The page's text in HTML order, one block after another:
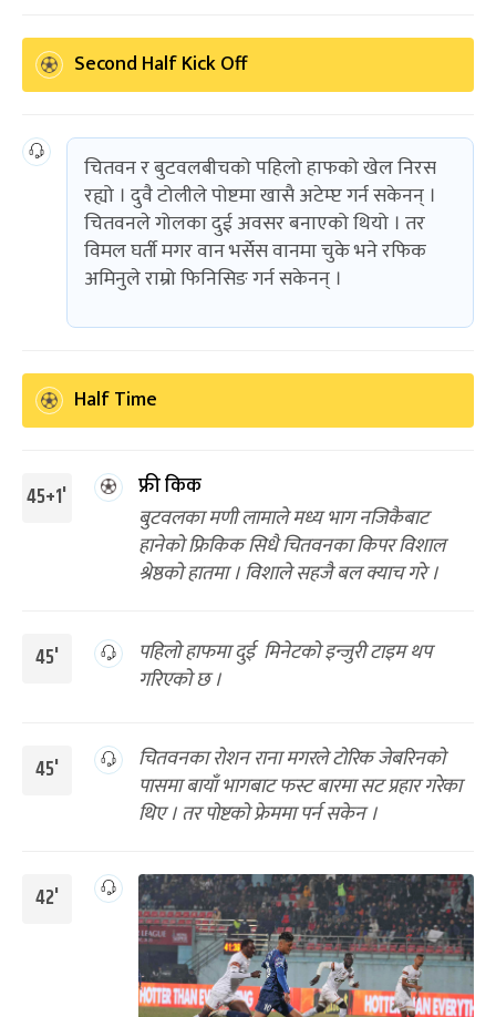
Second Half Kick Off
चितवन र बुटवलबीचको पहिलो हाफको खेल निरस
रह्यो । दुवै टोलीले पोष्टमा खासै अटेम्प्ट गर्न सकेनन् ।
चितवनले गोलका दुई अवसर बनाएको थियो । तर
विमल घर्ती मगर वान भर्सेस वानमा चुके भने रफिक
अमिनुले राम्रो फिनिसिङ गर्न सकेनन् ।
Half Time
45+1'
फ्री किक
बुटवलका मणी लामाले मध्य भाग नजिकैबाट
हानेको फ्रिकिक सिधै चितवनका किपर विशाल
श्रेष्ठको हातमा । विशाले सहजै बल क्याच गरे ।
45'
पहिलो हाफमा दुई मिनेटको इन्जुरी टाइम थप
गरिएको छ ।
45'
चितवनका रोशन राना मगरले टोरिक जेबरिनको
पासमा बायाँ भागबाट फस्ट बारमा सट प्रहार गरेका
थिए । तर पोष्टको फ्रेममा पर्न सकेन ।
42'